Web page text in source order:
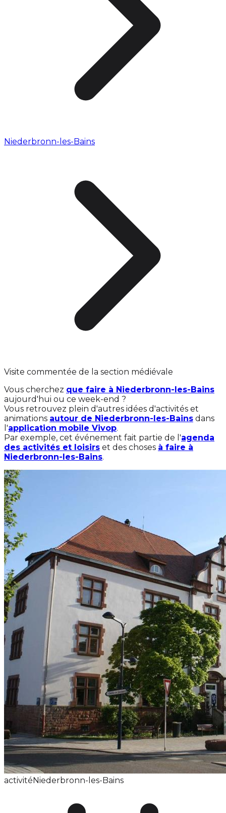
Niederbronn-les-Bains
Visite commentée de la section médiévale
Vous cherchez que faire à Niederbronn-les-Bains
aujourd'hui ou ce week-end ?
Vous retrouvez plein d'autres idées d'activités et
animations autour de Niederbronn-les-Bains dans
l'application mobile Vivop.
Par exemple, cet événement fait partie de l'agenda
des activités et loisirs et des choses à faire à
Niederbronn-les-Bains.
activitéNiederbronn-les-Bains